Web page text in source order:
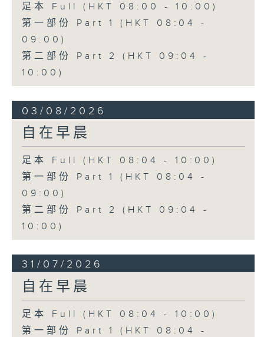
足本 Full (HKT 08:00 - 10:00)
第一部份 Part 1 (HKT 08:04 -
09:00)
第二部份 Part 2 (HKT 09:04 -
10:00)
03/08/2026
自在早晨
足本 Full (HKT 08:04 - 10:00)
第一部份 Part 1 (HKT 08:04 -
09:00)
第二部份 Part 2 (HKT 09:04 -
10:00)
31/07/2026
自在早晨
足本 Full (HKT 08:04 - 10:00)
第一部份 Part 1 (HKT 08:04 -